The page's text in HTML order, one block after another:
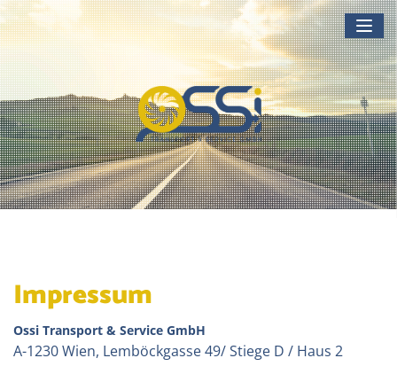
Impressum
Ossi Transport & Service GmbH
A-1230 Wien, Lemböckgasse 49/ Stiege D / Haus 2